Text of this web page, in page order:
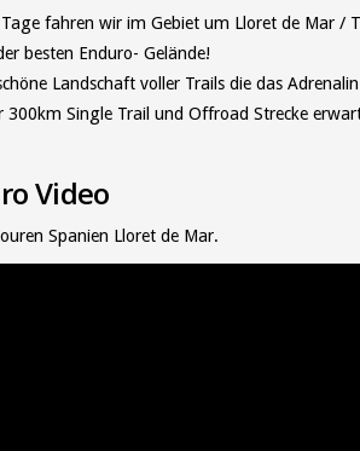
fahren wir im Gebiet um Lloret de Mar /
besten Enduro- Gelände!
Landschaft voller Trails die das
300km Single Trail und Offroad Strecke
Video
Spanien Lloret de Mar.